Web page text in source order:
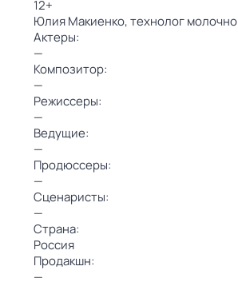
12+
Юлия Макиенко, технолог
Актеры:
—
Композитор:
—
Режиссеры:
—
Ведущие:
—
Продюссеры:
—
Сценаристы:
—
Страна:
Россия
Продакшн:
—